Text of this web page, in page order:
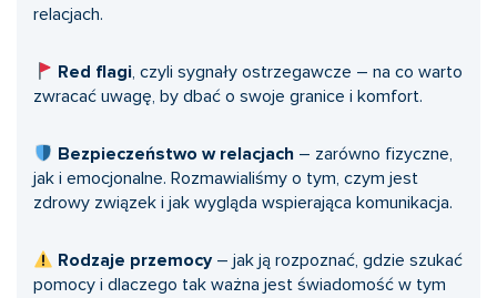
relacjach.
Red flagi , czyli sygnały ostrzegawcze – na co warto
zwracać uwagę, by dbać o swoje granice i komfort.
Bezpieczeństwo w relacjach – zarówno fizyczne,
jak i emocjonalne. Rozmawialiśmy o tym, czym jest
zdrowy związek i jak wygląda wspierająca komunikacja.
Rodzaje przemocy– jak ją rozpoznać, gdzie szukać
pomocy i dlaczego tak ważna jest świadomość w tym